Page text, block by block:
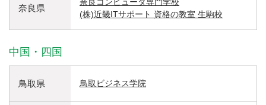
奈良県
(株)近畿ITサポート 資格の教室 生駒校
中国・四国
鳥取県 鳥取ビジネス学院